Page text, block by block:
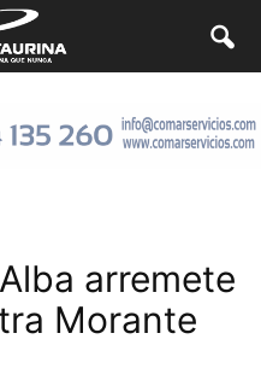
arremete
Morante